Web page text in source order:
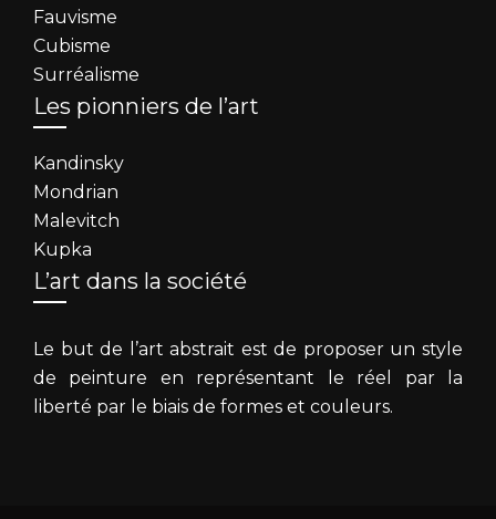
Fauvisme
Cubisme
Surréalisme
Les pionniers de l’art
Kandinsky
Mondrian
Malevitch
Kupka
L’art dans la société
Le but de l’art abstrait est de proposer un style
de peinture en représentant le réel par la
liberté par le biais de formes et couleurs.